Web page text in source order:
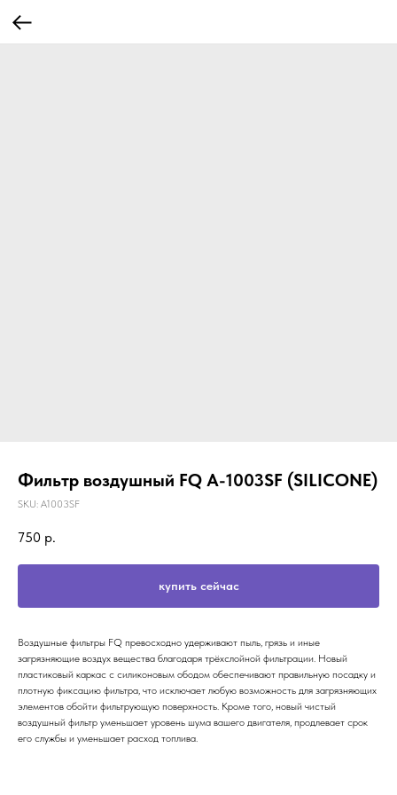
Фильтр воздушный FQ A-1003SF (SILICONE)
SKU: A1003SF
750 р.
купить сейчас
Воздушные фильтры FQ превосходно удерживают пыль, грязь и иные
загрязняющие воздух вещества благодаря трёхслойной фильтрации. Новый
пластиковый каркас с силиконовым ободом обеспечивают правильную посадку и
плотную фиксацию фильтра, что исключает любую возможность для загрязняющих
элементов обойти фильтрующую поверхность. Кроме того, новый чистый
воздушный фильтр уменьшает уровень шума вашего двигателя, продлевает срок
его службы и уменьшает расход топлива.